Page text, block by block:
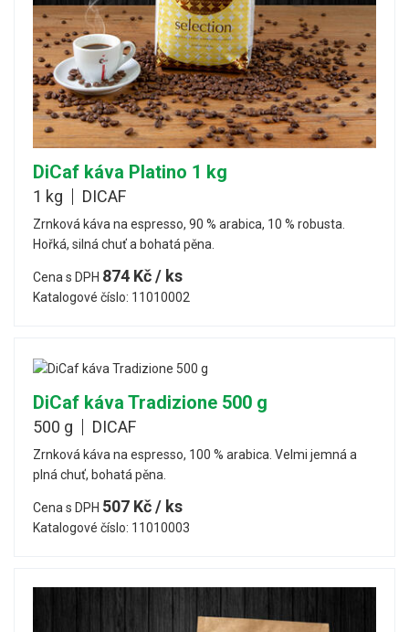
DiCaf káva Platino 1 kg
1 kg DICAF
Zrnková káva na espresso, 90 % arabica, 10 % robusta.
Hořká, silná chuť a bohatá pěna.
Cena s DPH 874 Kč / ks
Katalogové číslo: 11010002
DiCaf káva Tradizione 500 g
500 g DICAF
Zrnková káva na espresso, 100 % arabica. Velmi jemná a
plná chuť, bohatá pěna.
Cena s DPH 507 Kč / ks
Katalogové číslo: 11010003